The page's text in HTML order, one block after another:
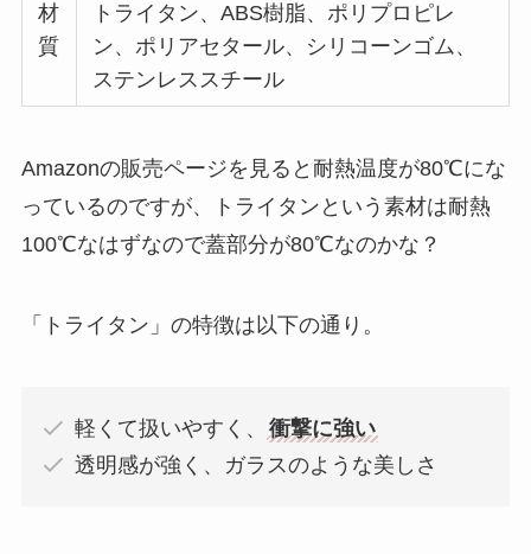
材
質
トライタン、ABS樹脂、ポリプロピレ
ン、ポリアセタール、シリコーンゴム、
ステンレススチール
Amazonの販売ページを見ると耐熱温度が80℃にな
っているのですが、トライタンという素材は耐熱
100℃なはずなので蓋部分が80℃なのかな？
「トライタン」の特徴は以下の通り。
軽くて扱いやすく、
衝撃に強い
透明感が強く、ガラスのような美しさ